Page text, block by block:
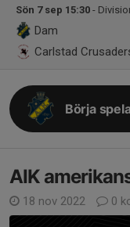
Sön 7 sep 15:30 -
Dam
Carlstad
Börja
AIK
18 nov 2022 0